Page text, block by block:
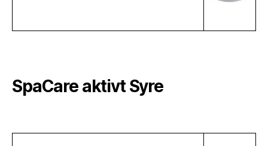
SpaCare aktivt Syre